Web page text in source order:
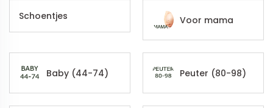
Schoentjes Voor mama
Baby (44-74) Peuter (80-98)